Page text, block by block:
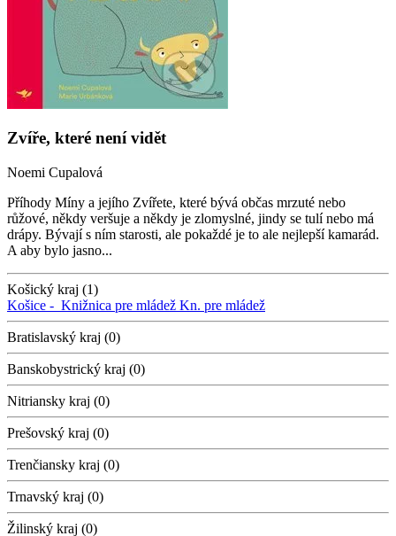
Zvíře, které není vidět
Noemi Cupalová
Příhody Míny a jejího Zvířete, které bývá občas mrzuté nebo
růžové, někdy veršuje a někdy je zlomyslné, jindy se tulí nebo má
drápy. Bývají s ním starosti, ale pokaždé je to ale nejlepší kamarád.
A aby bylo jasno...
Košický kraj (1)
Košice - Knižnica pre mládež Kn. pre mládež
Bratislavský kraj (0)
Banskobystrický kraj (0)
Nitriansky kraj (0)
Prešovský kraj (0)
Trenčiansky kraj (0)
Trnavský kraj (0)
Žilinský kraj (0)